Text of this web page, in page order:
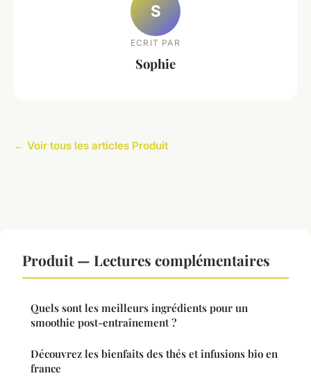
S
ECRIT PAR
Sophie
← Voir tous les articles Produit
Produit — Lectures complémentaires
Quels sont les meilleurs ingrédients pour un
smoothie post-entraînement ?
Découvrez les bienfaits des thés et infusions bio en
france